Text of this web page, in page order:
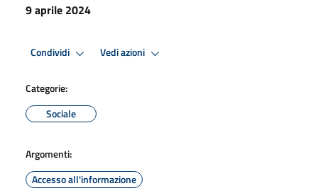
9 aprile 2024
Condividi Vedi azioni
Categorie:
Sociale
Argomenti:
Accesso all'informazione